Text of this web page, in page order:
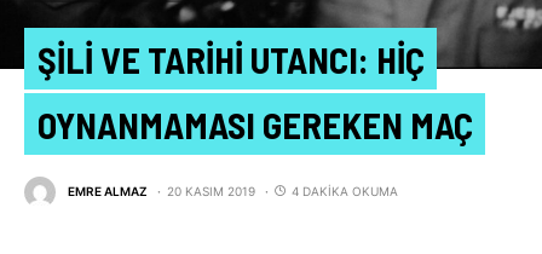
ŞILI VE TARIHI UTANCI: HIÇ
OYNANMAMASI GEREKEN MAÇ
EMRE ALMAZ 20 KASIM 2019 4 DAKIKA OKUMA